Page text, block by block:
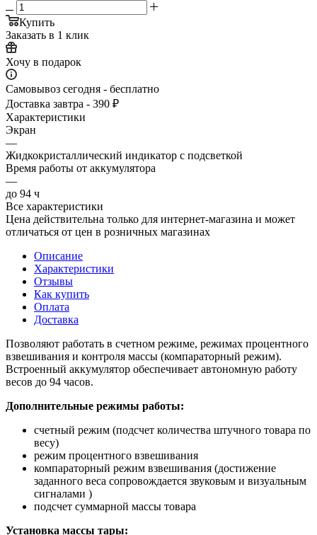
Купить
Заказать в 1 клик
Хочу в подарок
Самовывоз сегодня - бесплатно
Доставка завтра - 390 ₽
Характеристики
Экран
—
Жидкокристаллический индикатор с подсветкой
Время работы от аккумулятора
—
до 94 ч
Все характеристики
Цена действительна только для интернет-магазина и может
отличаться от цен в розничных магазинах
Описание
Характеристики
Отзывы
Как купить
Оплата
Доставка
Позволяют работать в счетном режиме, режимах процентного
взвешивания и контроля массы (компараторный режим).
Встроенный аккумулятор обеспечивает автономную работу
весов до 94 часов.
Дополнительные режимы работы:
счетный режим (подсчет количества штучного товара по
весу)
режим процентного взвешивания
компараторный режим взвешивания (достижение
заданного веса сопровождается звуковым и визуальным
сигналами )
подсчет суммарной массы товара
Установка массы тары: